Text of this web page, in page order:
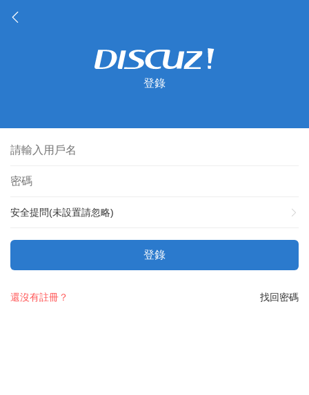
登錄
安全提問(未設置請忽略)
登錄
找回密碼
還沒有註冊？